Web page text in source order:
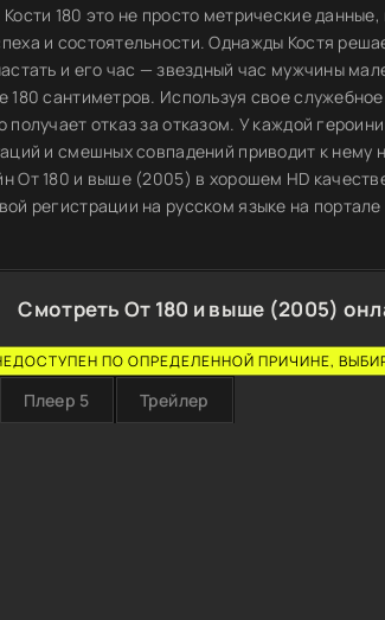
180 это не просто метрические
и состоятельности. Однажды Костя
и его час — звездный час мужчины
180 сантиметров. Используя свое
получает отказ за отказом. У каждой
и смешных совпадений приводит к нему
От 180 и выше (2005) в хорошем HD
регистрации на русском языке на
Смотреть От 180 и выше (2005)
ПО ОПРЕДЕЛЕННОЙ ПРИЧИНЕ,
Плеер 5 Трейлер